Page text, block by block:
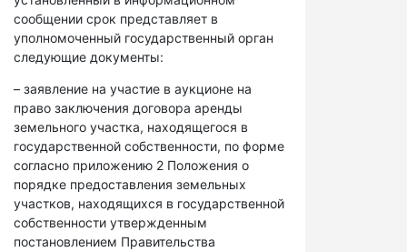
сообщении срок представляет в
уполномоченный государственный орган
следующие документы:
– заявление на участие в аукционе на
право заключения договора аренды
земельного участка, находящегося в
государственной собственности, по форме
согласно приложению 2 Положения о
порядке предоставления земельных
участков, находящихся в государственной
собственности утвержденным
постановлением Правительства